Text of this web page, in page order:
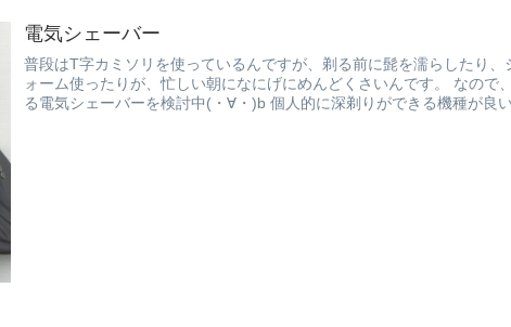
電気シェーバー
普段はT字カミソリを使っているんですが、剃る前に髭を濡らしたり、
ォーム使ったりが、忙しい朝になにげにめんどくさいんです。 なので、お手軽に剃れ
る電気シェーバーを検討中(・∀・)b 個人的に深剃りができる機種が